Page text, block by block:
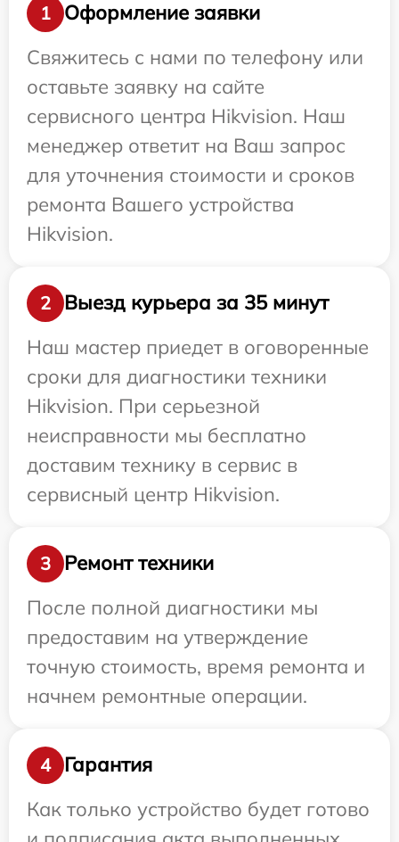
1
Оформление заявки
Свяжитесь с нами по телефону или
оставьте заявку на сайте
сервисного центра Hikvision. Наш
менеджер ответит на Ваш запрос
для уточнения стоимости и сроков
ремонта Вашего устройства
Hikvision.
2
Выезд курьера за 35 минут
Наш мастер приедет в оговоренные
сроки для диагностики техники
Hikvision. При серьезной
неисправности мы бесплатно
доставим технику в сервис в
сервисный центр Hikvision.
3
Ремонт техники
После полной диагностики мы
предоставим на утверждение
точную стоимость, время ремонта и
начнем ремонтные операции.
4
Гарантия
Как только устройство будет готово